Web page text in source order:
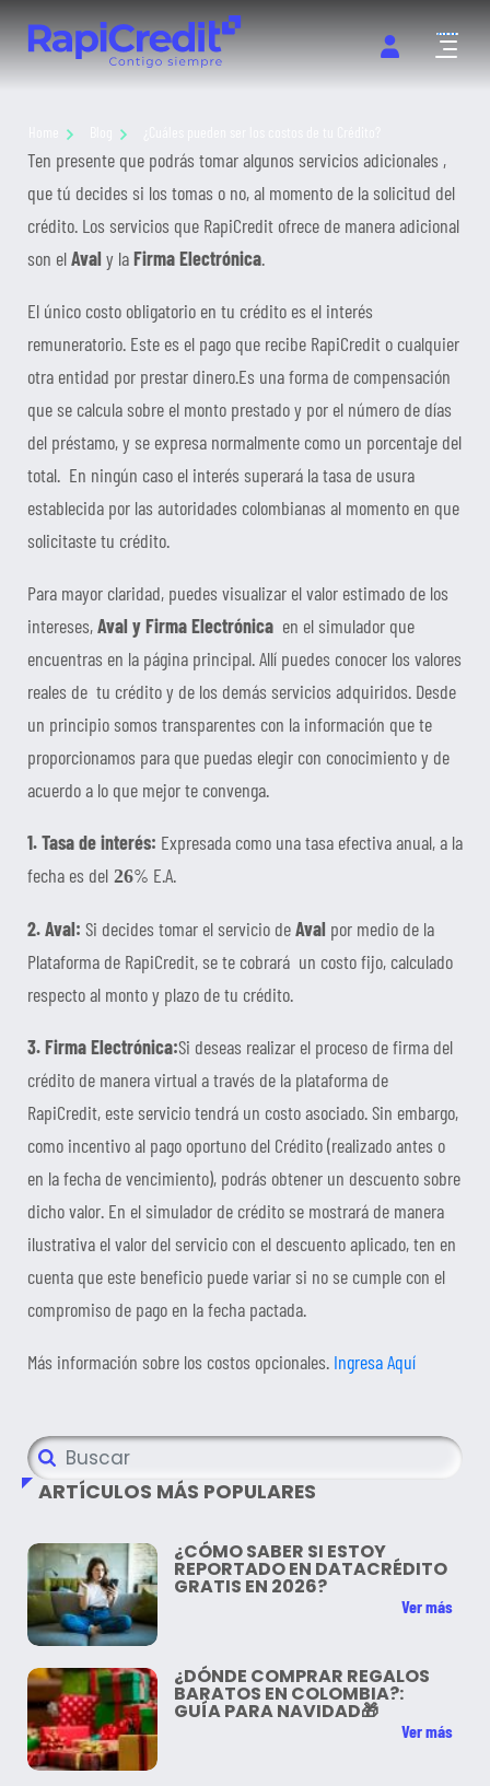
Abrir
Ten presente que podrás tomar algunos servicios adicionales ,
que tú decides si los tomas o no, al momento de la solicitud del
crédito. Los servicios que RapiCredit ofrece de manera adicional
son elAvaly laFirma Electrónica.
El único costo obligatorio en tu crédito es el interés
remuneratorio. Este es el pago que recibe RapiCredit o cualquier
otra entidad por prestar dinero.Es una forma de compensación
que se calcula sobre el monto prestado y por el número de días
del préstamo, y se expresa normalmente como un porcentaje del
total. En ningún caso el interés superará la tasa de usura
establecida por las autoridades colombianas al momento en que
solicitaste tu crédito.
Para mayor claridad, puedes visualizar el valor estimado de los
intereses,Aval y Firma Electrónica en el simulador que
encuentras en la página principal. Allí puedes conocer los valores
reales de tu crédito y de los demás servicios adquiridos. Desde
un principio somos transparentes con la información que te
proporcionamos para que puedas elegir con conocimiento y de
acuerdo a lo que mejor te convenga.
1. Tasa de interés: Expresada como una tasa efectiva anual, a la
fecha es del 26% E.A.
2. Aval: Si decides tomar el servicio deAval por medio de la
Plataforma de RapiCredit, se te cobrará un costo fijo, calculado
respecto al monto y plazo de tu crédito.
3. Firma Electrónica:Si deseas realizar el proceso de firma del
crédito de manera virtual a través de la plataforma de
RapiCredit, este servicio tendrá un costo asociado. Sin embargo,
como incentivo al pago oportuno del Crédito (realizado antes o
en la fecha de vencimiento), podrás obtener un descuento sobre
dicho valor. En el simulador de crédito se mostrará de manera
ilustrativa el valor del servicio con el descuento aplicado, ten en
cuenta que este beneficio puede variar si no se cumple con el
compromiso de pago en la fecha pactada.
Más información sobre los costos opcionales. Ingresa Aquí
ARTÍCULOS MÁS POPULARES
¿CÓMO SABER SI ESTOY
REPORTADO EN DATACRÉDITO
GRATIS EN 2026?
Ver más
¿DÓNDE COMPRAR REGALOS
BARATOS EN COLOMBIA?:
GUÍA PARA NAVIDAD🎁
Ver más